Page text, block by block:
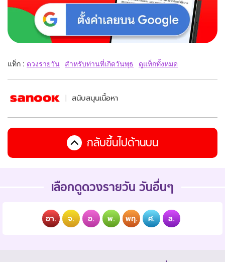
แท็ก : ดวงรายวัน สำหรับท่านที่เกิดวันพุธ ดูแท็กทั้งหมด
สนับสนุนเนื้อหา
กลับขึ้นไปด้านบน
เลือกดูดวงรายวัน วันอื่นๆ
อา. จ. อ. พ. พฤ. ศ. ส.